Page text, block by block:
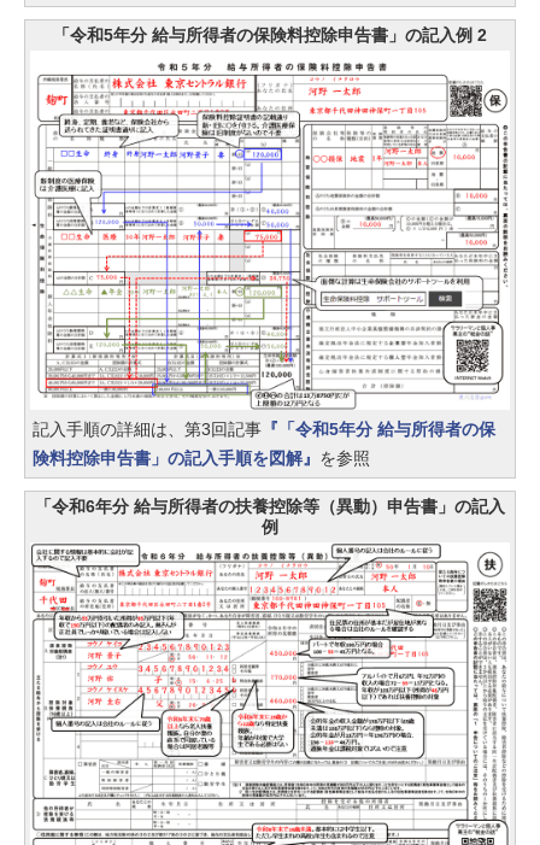
「令和5年分 給与所得者の保険料控除申告書」の記入例 2
記入手順の詳細は、第3回記事『「令和5年分 給与所得者の保
険料控除申告書」の記入手順を図解』 を参照
「令和6年分 給与所得者の扶養控除等（異動）申告書」の記入
例